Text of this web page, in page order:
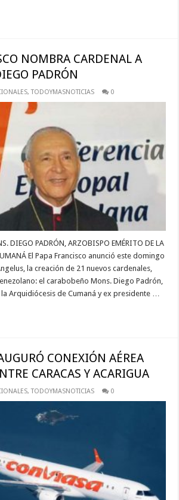
NOMBRA CARDENAL A
PADRÓN
,TODOYMASNOTICIAS 0
DIEGO PADRÓN, ARZOBISPO EMÉRITO DE LA
El Papa Francisco anunció este domingo
la creación de 21 nuevos cardenales,
el carabobeño Mons. Diego Padrón,
Arquidiócesis de Cumaná y ex presidente …
CONEXIÓN AÉREA
CARACAS Y ACARIGUA
,TODOYMASNOTICIAS 0